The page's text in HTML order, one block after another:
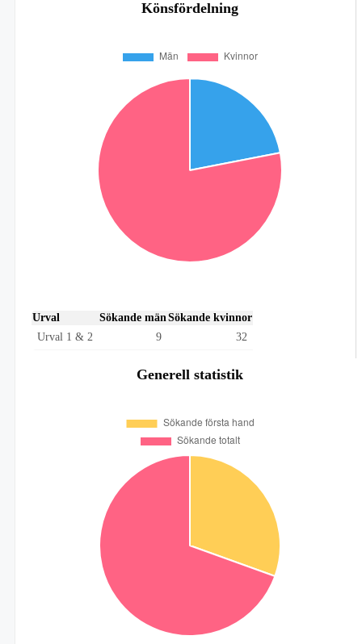
Könsfördelning
Urval Sökande mänSökande kvinnor
Urval 1 & 2
9 32
Generell statistik